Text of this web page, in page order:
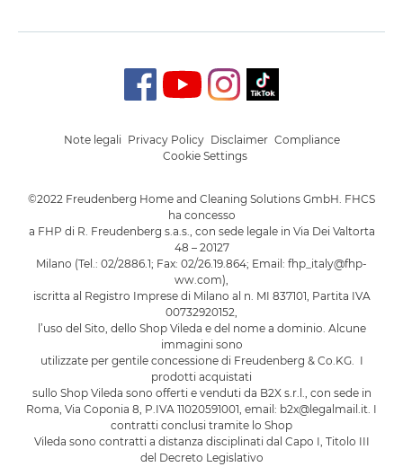
©2022 Freudenberg Home and Cleaning Solutions GmbH. FHCS
ha concesso
a FHP di R. Freudenberg s.a.s., con sede legale in Via Dei Valtorta
48 – 20127
Milano (Tel.: 02/2886.1; Fax: 02/26.19.864; Email: fhp_italy@fhp-
ww.com),
iscritta al Registro Imprese di Milano al n. MI 837101, Partita IVA
00732920152,
l’uso del Sito, dello Shop Vileda e del nome a dominio. Alcune
immagini sono
utilizzate per gentile concessione di Freudenberg & Co.KG. I
prodotti acquistati
sullo Shop Vileda sono offerti e venduti da B2X s.r.l., con sede in
Roma, Via Coponia 8, P.IVA 11020591001, email: b2x@legalmail.it. I
contratti conclusi tramite lo Shop
Vileda sono contratti a distanza disciplinati dal Capo I, Titolo III
del Decreto Legislativo
Note legali Privacy Policy Disclaimer Compliance
Cookie Settings